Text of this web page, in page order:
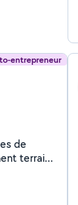
entrepreneur